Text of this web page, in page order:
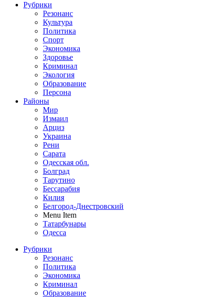
Рубрики
Резонанс
Культура
Политика
Спорт
Экономика
Здоровье
Криминал
Экология
Образование
Персона
Районы
Мир
Измаил
Арциз
Украина
Рени
Сарата
Одесская обл.
Болград
Тарутино
Бессарабия
Килия
Белгород-Днестровский
Menu Item
Татарбунары
Одесса
Рубрики
Резонанс
Политика
Экономика
Криминал
Образование